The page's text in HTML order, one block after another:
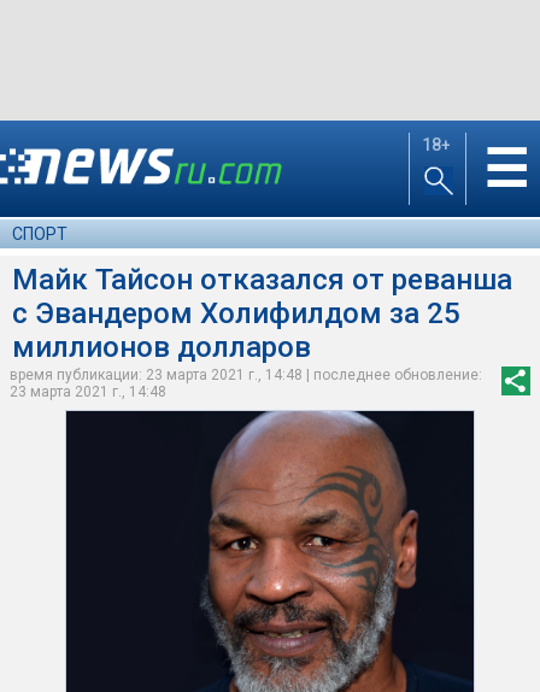
18+ ☰
СПОРТ
Майк Тайсон отказался от реванша
с Эвандером Холифилдом за 25
миллионов долларов
время публикации: 23 марта 2021 г., 14:48 | последнее обновление:
23 марта 2021 г., 14:48